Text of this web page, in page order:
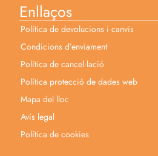
Enllaços
Política de devolucions i canvis
Condicions d’enviament
Política de cancel·lació
Política protecció de dades web
Mapa del lloc
Avís legal
Política de cookies